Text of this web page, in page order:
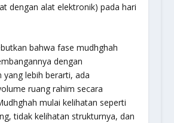
dengan alat elektronik) pada hari
bahwa fase mudhghah
dengan
yang lebih berarti, ada
ruang rahim secara
mulai kelihatan seperti
tidak kelihatan strukturnya, dan